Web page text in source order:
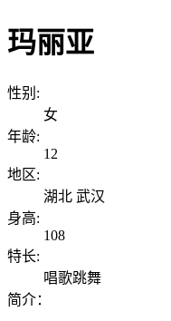
玛丽亚
性别:
女
年龄:
12
地区:
湖北 武汉
身高:
108
特长:
唱歌跳舞
简介：